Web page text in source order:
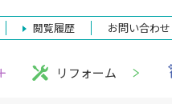
閲覧履歴 お問い合わせ
リフォーム